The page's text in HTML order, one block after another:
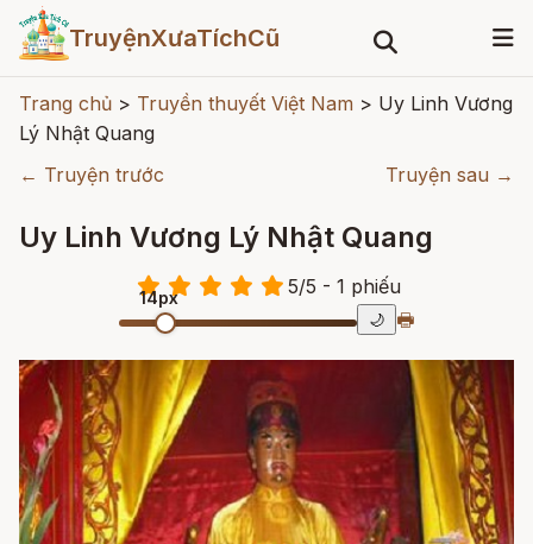
TruyệnXưaTíchCũ
Trang chủ > Truyền thuyết Việt Nam > Uy Linh Vương
Lý Nhật Quang
← Truyện trước
Truyện sau →
Uy Linh Vương Lý Nhật Quang
5/5 - 1 phiếu
14px
🌙 🖶